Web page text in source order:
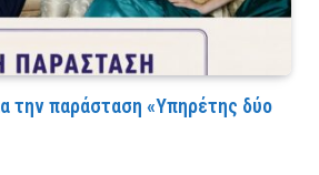
την παράσταση «Υπηρέτης δύο